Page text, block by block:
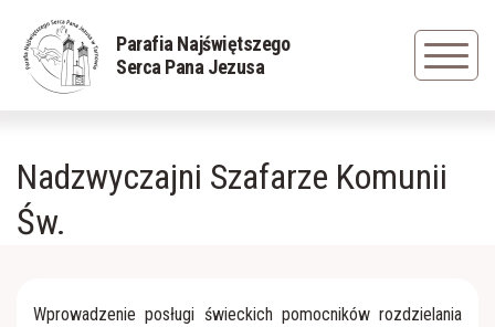
Parafia Najświętszego
Serca Pana Jezusa
Powrót
Nadzwyczajni Szafarze Komunii św.
Siostry Serafitki
Powrót
Zapisani w pamięci
Obraz Jezus Miłosiernego
Powrót
Caritas
Liturgiczna Służba Ołtarza
Nadzwyczajni Szafarze Komunii
Św.
Wprowadzenie posługi świeckich pomocników rozdzielania